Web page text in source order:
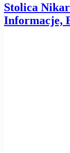
Stolica
Informacje,